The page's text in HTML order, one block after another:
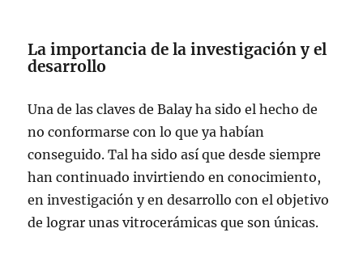
La importancia de la investigación y el
desarrollo
Una de las claves de Balay ha sido el hecho de
no conformarse con lo que ya habían
conseguido. Tal ha sido así que desde siempre
han continuado invirtiendo en conocimiento,
en investigación y en desarrollo con el objetivo
de lograr unas vitrocerámicas que son únicas.